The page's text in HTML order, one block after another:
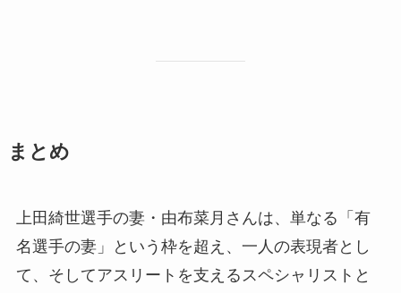
まとめ
上田綺世選手の妻・由布菜月さんは、単なる「有
名選手の妻」という枠を超え、一人の表現者とし
て、そしてアスリートを支えるスペシャリストと